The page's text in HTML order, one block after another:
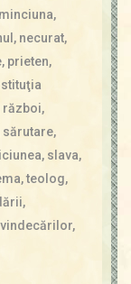
minciuna,
, necurat,
, prieten,
război,
sărutare,
, slava,
,teolog,
,
vindecărilor,